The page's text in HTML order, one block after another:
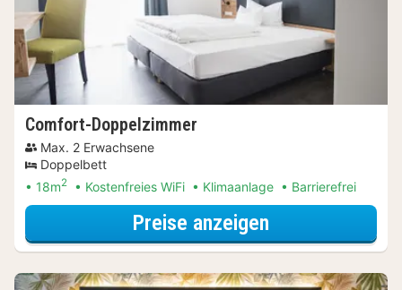
Comfort-Doppelzimmer
Max. 2 Erwachsene
Doppelbett
18m2 Kostenfreies WiFi Klimaanlage Barrierefrei
Preise anzeigen